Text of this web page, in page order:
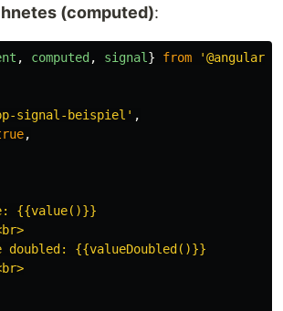
(computed):
, computed , signal } from '@angular/
signal-beispiel ' ,
,
{{value()}}
doubled: {{valueDoubled()}}